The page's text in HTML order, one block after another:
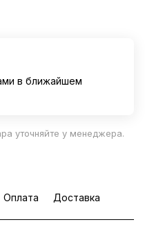
в ближайшем
уточняйте у менеджера.
Оплата Доставка